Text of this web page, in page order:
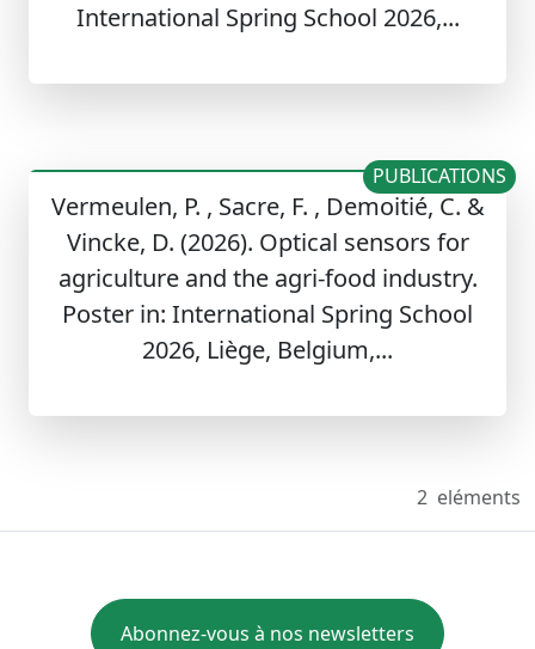
International Spring School 2026,...
Vermeulen, P. , Sacre, F. , Demoitié, C. &
Vincke, D. (2026). Optical sensors for
agriculture and the agri-food industry.
Poster in: International Spring School
2026, Liège, Belgium,...
PUBLICATIONS
2 eléments
Abonnez-vous à nos newsletters